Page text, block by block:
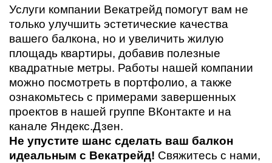
Услуги компании Векатрейд помогут вам не
только улучшить эстетические качества
вашего балкона, но и увеличить жилую
площадь квартиры, добавив полезные
квадратные метры. Работы нашей компании
можно посмотреть в портфолио, а также
ознакомьтесь с примерами завершенных
проектов в нашей группе ВКонтакте и на
канале Яндекс.Дзен.
Не упустите шанс сделать ваш балкон
идеальным с Векатрейд! Свяжитесь с нами,